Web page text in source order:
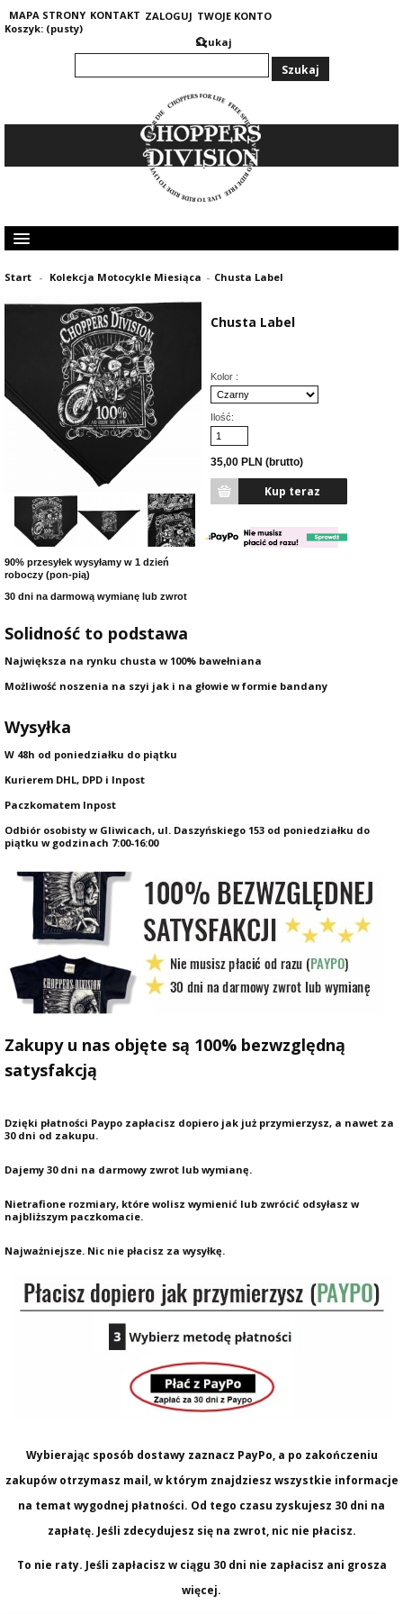
MAPA STRONY KONTAKT ZALOGUJ TWOJE KONTO
Koszyk: (pusty)
Szukaj
KOLEKCJA DAMSKA
GRUBE I CIEPŁE BLUZY 400G
OPINIE KLIENTÓW
Start - Kolekcja Motocykle Miesiąca - Chusta Label
90% przesyłek wysyłamy w 1 dzień
roboczy (pon-pią)
30 dni na darmową wymianę lub zwrot
Chusta Label
Kolor :
Ilość:
35,00 PLN (brutto)
Solidność to podstawa
Największa na rynku chusta w 100% bawełniana
Możliwość noszenia na szyi jak i na głowie w formie bandany
Wysyłka
W 48h od poniedziałku do piątku
Kurierem DHL, DPD i Inpost
Paczkomatem Inpost
Odbiór osobisty w Gliwicach, ul. Daszyńskiego 153 od poniedziałku do
piątku w godzinach 7:00-16:00
Zakupy u nas objęte są 100% bezwzględną
satysfakcją
Dzięki płatności Paypo zapłacisz dopiero jak już przymierzysz, a nawet za
30 dni od zakupu.
Dajemy 30 dni na darmowy zwrot lub wymianę.
Nietrafione rozmiary, które wolisz wymienić lub zwrócić odsyłasz w
najbliższym paczkomacie.
Najważniejsze. Nic nie płacisz za wysyłkę.
Wybierając sposób dostawy zaznacz PayPo, a po zakończeniu
zakupów otrzymasz mail, w którym znajdziesz wszystkie informacje
na temat wygodnej płatności. Od tego czasu zyskujesz 30 dni na
zapłatę. Jeśli zdecydujesz się na zwrot, nic nie płacisz.
To nie raty. Jeśli zapłacisz w ciągu 30 dni nie zapłacisz ani grosza
więcej.